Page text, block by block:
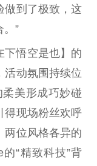
做到了极致，这
”
下悟空是也】的
活动氛围持续位
美形成巧妙碰
得现场粉丝欢呼
两位风格各异的
“精致科技”背